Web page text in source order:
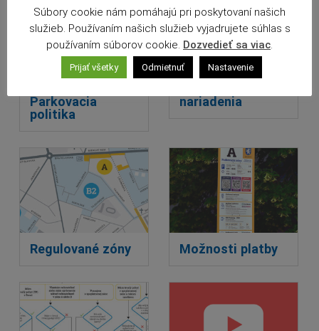
Aktuality z
Parkovacia
politika
Všeobecne
nariadenia
Regulované zóny Možnosti platby
Súbory cookie nám pomáhajú pri poskytovaní našich
služieb. Používaním našich služieb vyjadrujete súhlas s
používaním súborov cookie. Dozvedieť sa viac.
Prijať všetky Odmietnuť Nastavenie